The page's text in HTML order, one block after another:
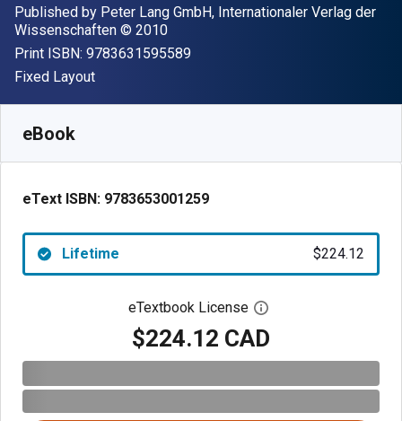
Publisher
Published by Peter Lang GmbH, Internationaler Verlag der
Wissenschaften Copyright
© 2010
Print ISBN: 9783631595589"ISBN-13 9783631595589"
Format
Fixed Layout
eBook
eText ISBN: 9783653001259
Lifetime $224.12
eTextbook License Open digital license
$224.12 CAD